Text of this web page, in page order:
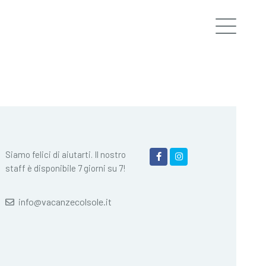
Siamo felici di aiutarti. Il nostro
staff è disponibile 7 giorni su 7!
info@vacanzecolsole.it